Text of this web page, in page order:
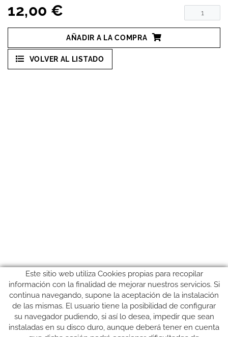
12,00 €
AÑADIR A LA COMPRA
VOLVER AL LISTADO
Este sitio web utiliza Cookies propias para recopilar
información con la finalidad de mejorar nuestros servicios. Si
continua navegando, supone la aceptación de la instalación
de las mismas. El usuario tiene la posibilidad de configurar
su navegador pudiendo, si así lo desea, impedir que sean
instaladas en su disco duro, aunque deberá tener en cuenta